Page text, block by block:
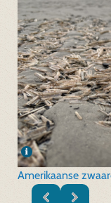
Amerikaanse